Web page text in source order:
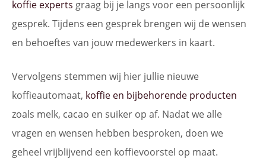
koffie experts graag bij je langs voor een persoonlijk
gesprek. Tijdens een gesprek brengen wij de wensen
en behoeftes van jouw medewerkers in kaart.
Vervolgens stemmen wij hier jullie nieuwe
koffieautomaat, koffie en bijbehorende producten
zoals melk, cacao en suiker op af. Nadat we alle
vragen en wensen hebben besproken, doen we
geheel vrijblijvend een koffievoorstel op maat.